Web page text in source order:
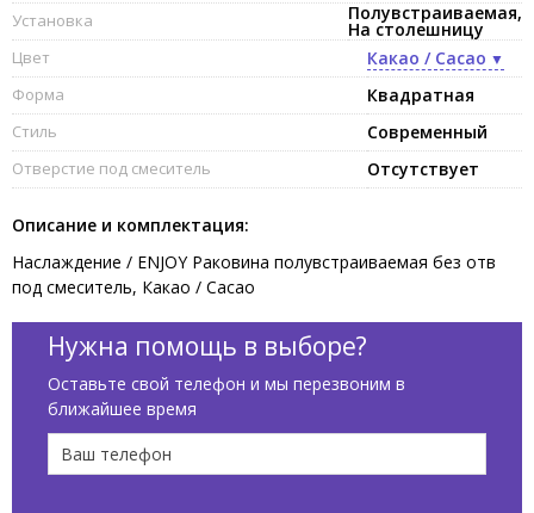
Установка Полувстраиваемая,
На столешницу
Цвет Какао / Cacao
Форма Квадратная
Стиль Современный
Отверстие под смеситель Отсутствует
Описание и комплектация:
Наслаждение / ENJOY Раковина полувстраиваемая без отв
под смеситель, Какао / Cacao
Нужна помощь в выборе?
Оставьте свой телефон и мы перезвоним в
ближайшее время